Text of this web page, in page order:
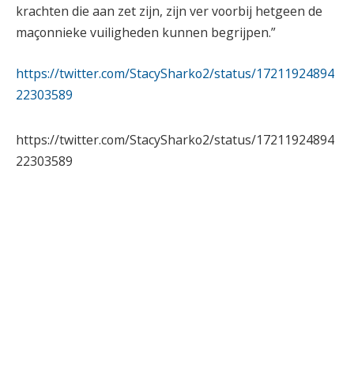
krachten die aan zet zijn, zijn ver voorbij hetgeen de
maçonnieke vuiligheden kunnen begrijpen.”
https://twitter.com/StacySharko2/status/17211924894
22303589
https://twitter.com/StacySharko2/status/17211924894
22303589